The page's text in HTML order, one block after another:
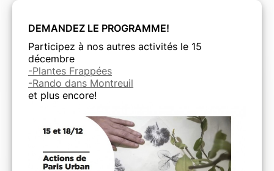
Rêv Café , 54ter rue Robespierre, Montreuil
Des questions?
donc lorsque par exemple vous faites un don de20€, vous
donnez en fait5€
de votre poche et cerise sur le gâteau en
décembre tous les dons via la plateformeLes Petites Pierres, est
multiplié par trois! Et donc l'association Quatorze récupérera
Avez5€vous donnez en fait60€
!!!! C'est MAGIQUE! Ca donne
DEMANDEZ LE PROGRAMME!
Participez à nos autres activités le 15
décembre
-Plantes Frappées
-Rando dans Montreuil
et plus encore!